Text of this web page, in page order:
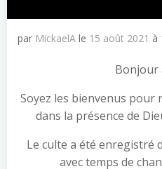
par MickaelA le 15 août 2021 à
Bonjour
Soyez les bienvenus
dans la présence de
Le culte a été enregistré
avec temps de